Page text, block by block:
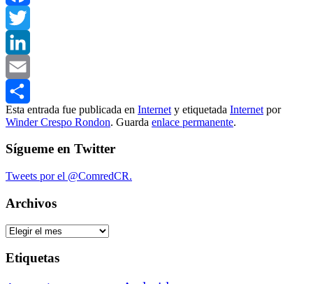
Facebook
Twitter
LinkedIn
Email
Compartir
Esta entrada fue publicada en Internet y etiquetada Internet por
Winder Crespo Rondon. Guarda enlace permanente.
Sígueme en Twitter
Tweets por el @ComredCR.
Archivos
Archivos
Etiquetas